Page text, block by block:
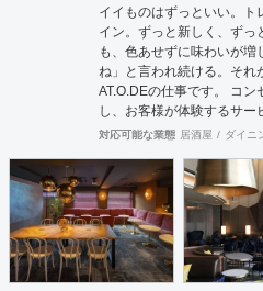
イイものはずっといい。ト
イン。ずっと新しく、ずっ
も、色あせずに味わいが
ね」と言われ続ける。それ
AT.O.DEの仕事です。 コ
し、お客様が体験するサ
案、ビジネスとトレンドの
対応可能な業態 居酒屋 ダイニ